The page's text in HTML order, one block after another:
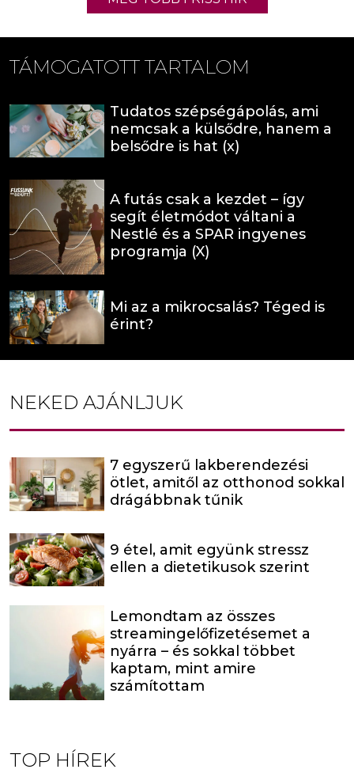
TÁMOGATOTT TARTALOM
Tudatos szépségápolás, ami
nemcsak a külsődre, hanem a
belsődre is hat (x)
A futás csak a kezdet – így
segít életmódot váltani a
Nestlé és a SPAR ingyenes
programja (X)
Mi az a mikrocsalás? Téged is
érint?
NEKED AJÁNLJUK
7 egyszerű lakberendezési
ötlet, amitől az otthonod sokkal
drágábbnak tűnik
9 étel, amit együnk stressz
ellen a dietetikusok szerint
Lemondtam az összes
streamingelőfizetésemet a
nyárra – és sokkal többet
kaptam, mint amire
számítottam
TOP HÍREK